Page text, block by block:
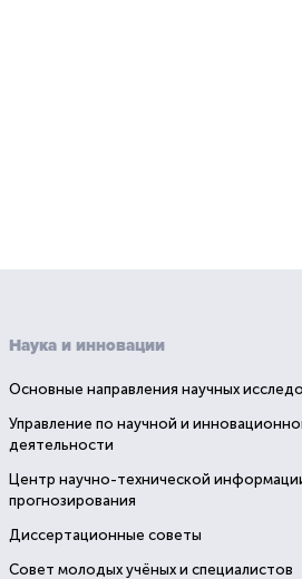
Наука и инновации
Основные направления научных
Управление по научной и
деятельности
Центр научно-технической
прогнозирования
Диссертационные советы
Совет молодых учёных и специалистов